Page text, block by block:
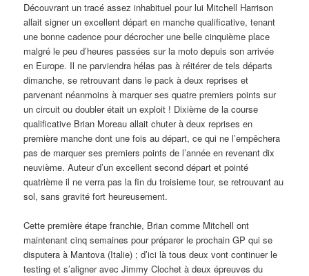
Découvrant un tracé assez inhabituel pour lui Mitchell Harrison
allait signer un excellent départ en manche qualificative, tenant
une bonne cadence pour décrocher une belle cinquième place
malgré le peu d’heures passées sur la moto depuis son arrivée
en Europe. Il ne parviendra hélas pas à réitérer de tels départs
dimanche, se retrouvant dans le pack à deux reprises et
parvenant néanmoins à marquer ses quatre premiers points sur
un circuit ou doubler était un exploit ! Dixième de la course
qualificative Brian Moreau allait chuter à deux reprises en
première manche dont une fois au départ, ce qui ne l’empêchera
pas de marquer ses premiers points de l’année en revenant dix
neuvième. Auteur d’un excellent second départ et pointé
quatrième il ne verra pas la fin du troisieme tour, se retrouvant au
sol, sans gravité fort heureusement.
Cette première étape franchie, Brian comme Mitchell ont
maintenant cinq semaines pour préparer le prochain GP qui se
disputera à Mantova (Italie) ; d’ici là tous deux vont continuer le
testing et s’aligner avec Jimmy Clochet à deux épreuves du